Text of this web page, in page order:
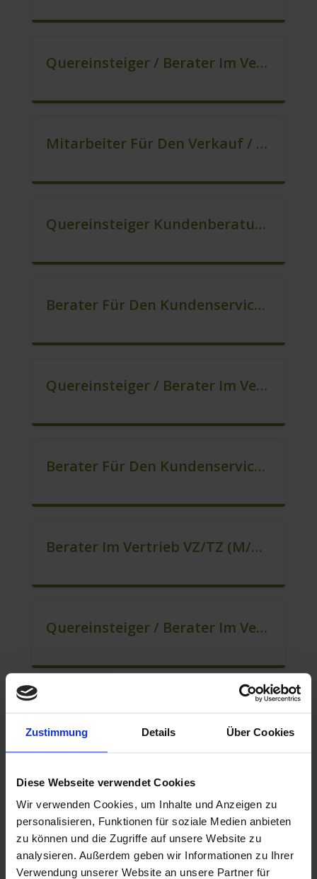
Zustimmung Details Über Cookies
Diese Webseite verwendet Cookies
Wir verwenden Cookies, um Inhalte und Anzeigen zu
personalisieren, Funktionen für soziale Medien anbieten
zu können und die Zugriffe auf unsere Website zu
analysieren. Außerdem geben wir Informationen zu Ihrer
Verwendung unserer Website an unsere Partner für
Quereinsteiger / Berater Im Vertrieb – Ab Sofort (m/w/d)
Mitarbeiter Für Den Verkauf / Quereinsteiger (m/w/d)
Quereinsteiger Kundenberatung Im Außendienst (m/w/d)
Berater Für Den Kundenservice In VZ/TZ (m/w/d)
Quereinsteiger / Berater Im Vertrieb (m/w/d)
Berater Für Den Kundenservice Gesucht (m/w/d)
Berater Im Vertrieb VZ/TZ (m/w/d)
Quereinsteiger / Berater Im Vertrieb / Außendienst (m/w/d)
Berater Im Vertrieb VZ/TZ (m/w/d)
Quereinsteiger / Kundenberatung (B2C) (m/w/d)